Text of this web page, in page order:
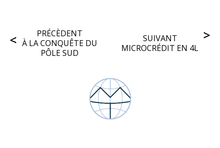
PRÉCÈDENT
À LA CONQUÊTE DU
PÔLE SUD
SUIVANT
MICROCRÉDIT EN 4L